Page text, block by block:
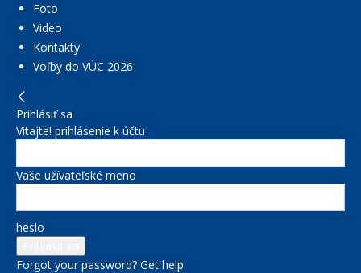
Foto
Video
Kontakty
Voľby do VÚC 2026
Prihlásiť sa
Vitajte! prihlásenie k účtu
Vaše užívateľské meno
heslo
Forgot your password? Get help